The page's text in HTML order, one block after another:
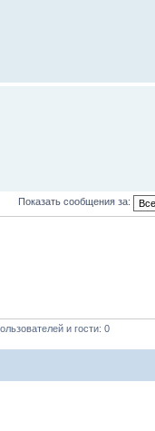
Показать сообщения за:
и гости: 0